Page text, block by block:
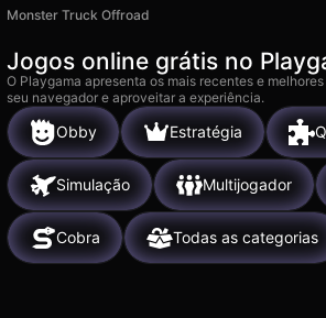
Monster Truck Offroad
Jogos online grátis no
O Playgama apresenta os mais recentes e
seu navegador e aproveitar a experiência.
Obby Estratégia
Simulação Multijogador
Cobra Todas as categorias